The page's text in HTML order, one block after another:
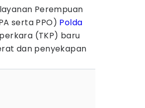
Perempuan
serta PPO) Polda
(TKP) baru
dan penyekapan